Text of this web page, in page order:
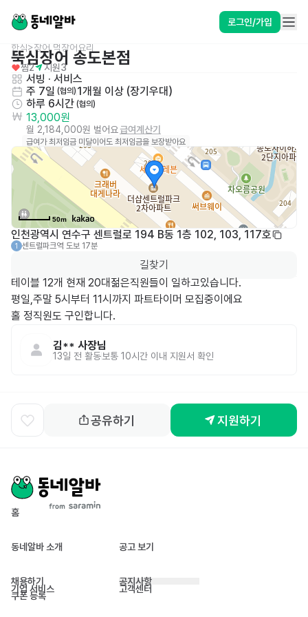
로그인/가입
한식>장어,먹장어요리
뚝심장어 송도본점
찜2 지원3
서빙 · 서비스
주 7일 (협의) 1개월 이상 (장기우대)
하루 6시간 (협의)
13,000원
월 2,184,000원 벌어요급여계산기
급여가 최저임금 미달이어도 최저임금을 보장받아요
50m
인천광역시 연수구 센트럴로 194 B동 1층 102, 103, 117호
1 센트럴파크역 도보 17분
길찾기
테이블 12개 현재 20대젊은직원들이 일하고있습니다.
평일,주말 5시부터 11시까지 파트타이머 모집중이에요
김** 사장님
13일 전 활동 보통 10시간 이내 지원서 확인
공유하기 지원하기
홈
동네알바 소개 공고 보기
채용하기
기업 서비스
쿠폰 등록
공지사항
고객센터